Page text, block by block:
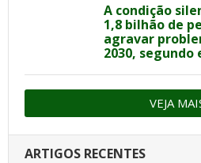
A condição
1,8 bilhão de
agravar
2030, segundo
VEJA
ARTIGOS RECENTES